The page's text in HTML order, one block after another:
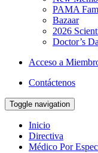
PAMA
Bazaar
2026
Doctor’s
Acceso a
Contáctenos
Toggle navigation
Inicio
Directiva
Médico Por